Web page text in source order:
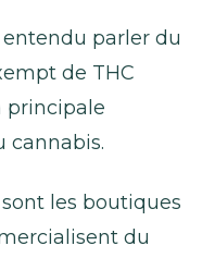
parler du
de THC
principale
cannabis.
les boutiques
du